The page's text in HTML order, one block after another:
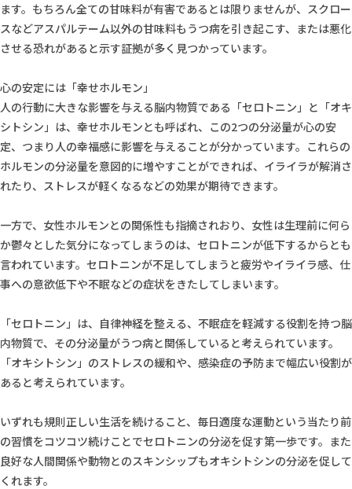
ます。もちろん全ての甘味料が有害であるとは限りませんが、スクロー
スなどアスパルテーム以外の甘味料もうつ病を引き起こす、または悪化
させる恐れがあると示す証拠が多く見つかっています。
心の安定には「幸せホルモン」
人の行動に大きな影響を与える脳内物質である「セロトニン」と「オキ
シトシン」は、幸せホルモンとも呼ばれ、この2つの分泌量が心の安
定、つまり人の幸福感に影響を与えることが分かっています。これらの
ホルモンの分泌量を意図的に増やすことができれば、イライラが解消さ
れたり、ストレスが軽くなるなどの効果が期待できます。
一方で、女性ホルモンとの関係性も指摘されおり、女性は生理前に何ら
か鬱々とした気分になってしまうのは、セロトニンが低下するからとも
言われています。セロトニンが不足してしまうと疲労やイライラ感、仕
事への意欲低下や不眠などの症状をきたしてしまいます。
「セロトニン」は、自律神経を整える、不眠症を軽減する役割を持つ脳
内物質で、その分泌量がうつ病と関係していると考えられています。
「オキシトシン」のストレスの緩和や、感染症の予防まで幅広い役割が
あると考えられています。
いずれも規則正しい生活を続けること、毎日適度な運動という当たり前
の習慣をコツコツ続けことでセロトニンの分泌を促す第一歩です。また
良好な人間関係や動物とのスキンシップもオキシトシンの分泌を促して
くれます。